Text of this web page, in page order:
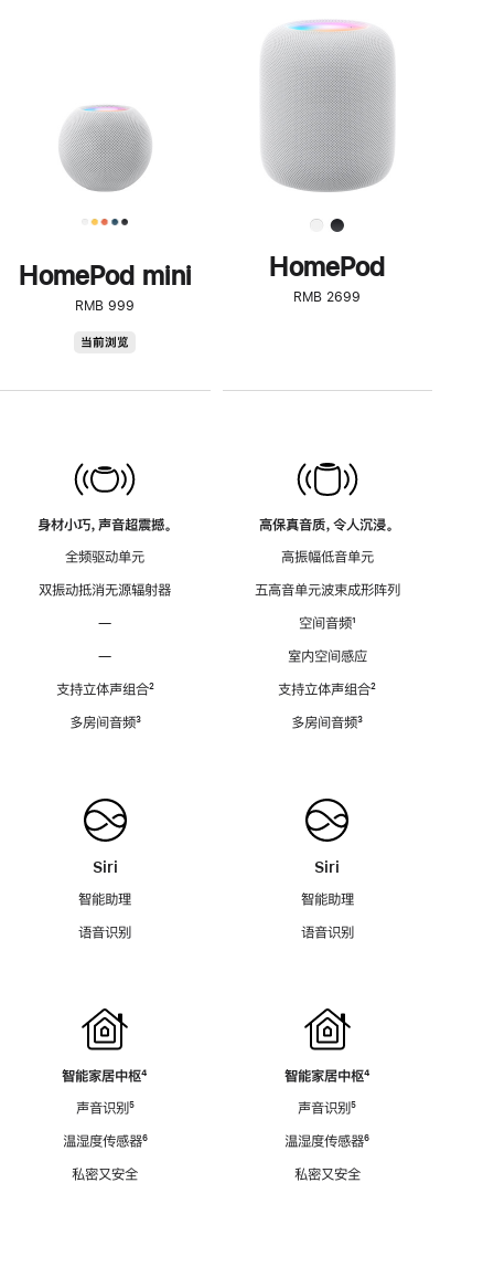
HomePod mini
RMB 999
当前浏览
身材小巧，声音超震撼。
全频驱动单元
双振动抵消无源辐射器
—
—
支持立体声组合脚
²
多房间音频脚
³
Siri
智能助理
语音识别
智能家居中枢脚
⁴
声音识别脚
⁵
温湿度传感器脚
⁶
私密又安全
步
了
解
HomePod<
HomePod
RMB 2699
高保真音质，令人沉浸。
高振幅低音单元
五高音单元波束成形阵列
空间音频脚
¹
室内空间感应
支持立体声组合脚
²
多房间音频脚
³
Siri
智能助理
语音识别
智能家居中枢脚
⁴
声音识别脚
⁵
温湿度传感器脚
⁶
私密又安全